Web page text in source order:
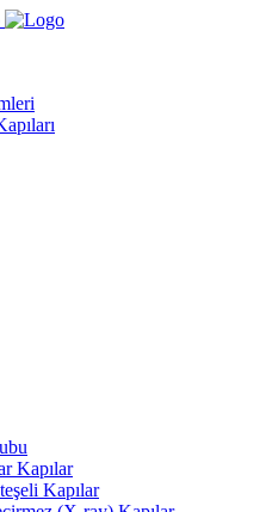
Kapılar
Kapılar